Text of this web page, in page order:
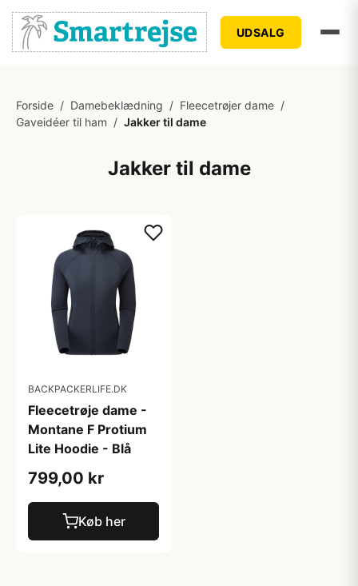
UDSALG
Forside / Damebeklædning / Fleecetrøjer dame /
Gaveidéer til ham / Jakker til dame
Jakker til dame
BACKPACKERLIFE.DK
Fleecetrøje dame -
Montane F Protium
Lite Hoodie - Blå
799,00 kr
Køb her